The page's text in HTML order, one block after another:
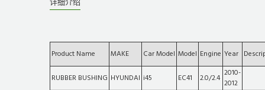
Product Name MAKE Car Model Model Engine Year
RUBBER BUSHING HYUNDAI i45 EC41 2.0/2.4 2010-
2012